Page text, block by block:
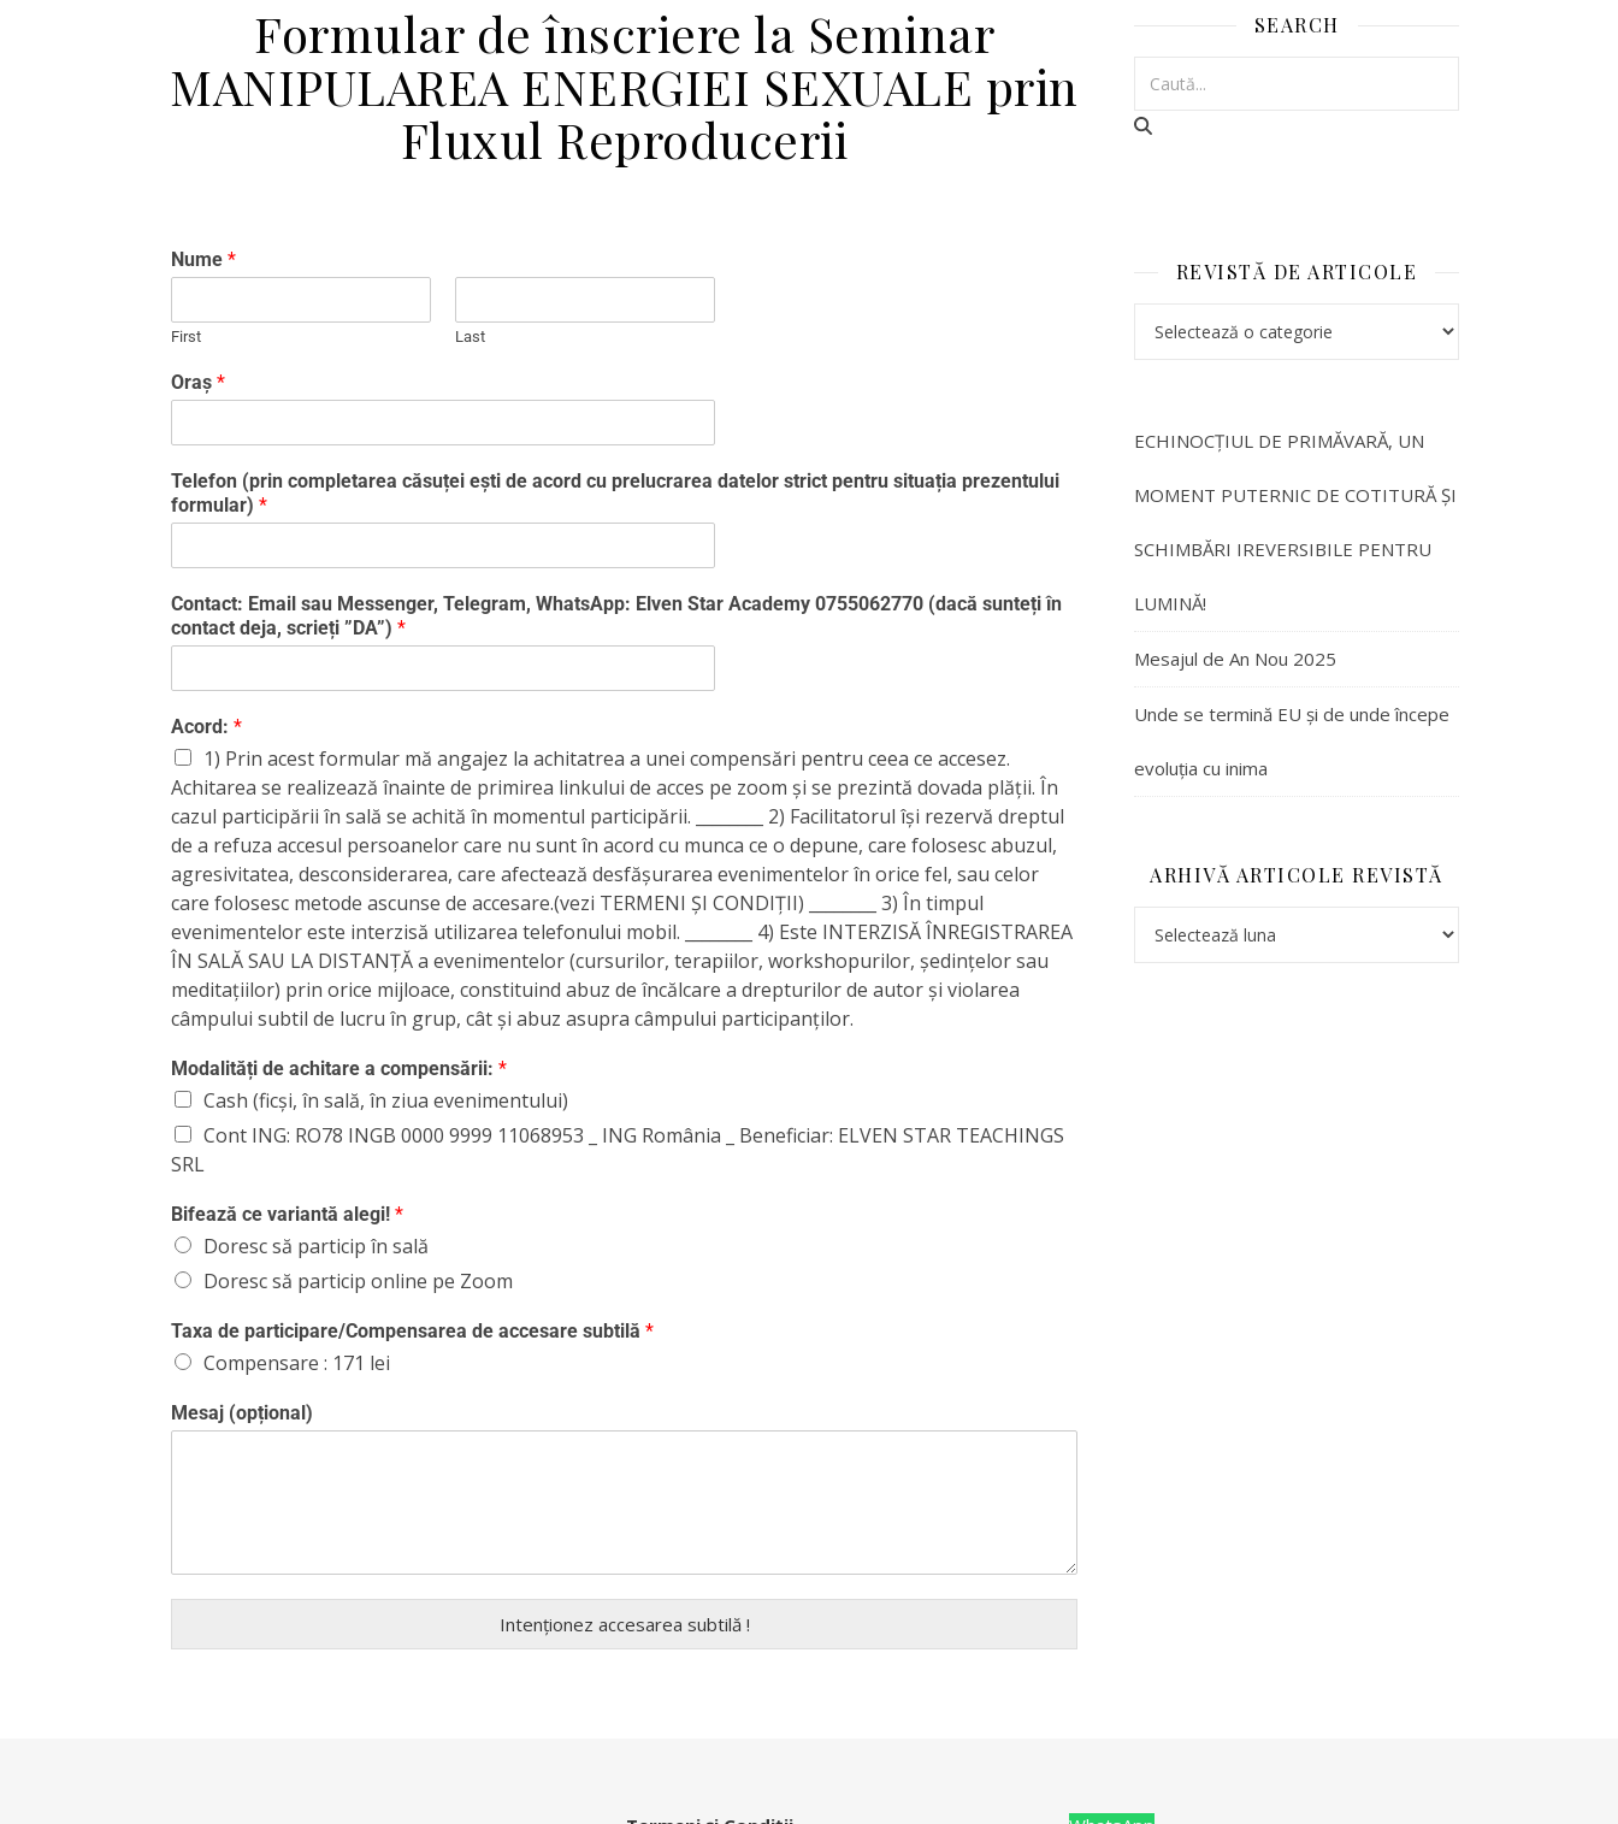
Formular de înscriere la Seminar
MANIPULAREA ENERGIEI SEXUALE prin
Fluxul Reproducerii
Nume *
First Last
Oraș *
Telefon (prin completarea căsuței ești de acord cu prelucrarea datelor strict pentru situația prezentului
formular) *
Contact: Email sau Messenger, Telegram, WhatsApp: Elven Star Academy 0755062770 (dacă sunteți în
contact deja, scrieți ”DA”) *
Acord: *
1) Prin acest formular mă angajez la achitatrea a unei compensări pentru ceea ce accesez.
Achitarea se realizează înainte de primirea linkului de acces pe zoom și se prezintă dovada plății. În
cazul participării în sală se achită în momentul participării. ________ 2) Facilitatorul își rezervă dreptul
de a refuza accesul persoanelor care nu sunt în acord cu munca ce o depune, care folosesc abuzul,
agresivitatea, desconsiderarea, care afectează desfășurarea evenimentelor în orice fel, sau celor
care folosesc metode ascunse de accesare.(vezi TERMENI ȘI CONDIȚII) ________ 3) În timpul
evenimentelor este interzisă utilizarea telefonului mobil. ________ 4) Este INTERZISĂ ÎNREGISTRAREA
ÎN SALĂ SAU LA DISTANȚĂ a evenimentelor (cursurilor, terapiilor, workshopurilor, ședințelor sau
meditațiilor) prin orice mijloace, constituind abuz de încălcare a drepturilor de autor și violarea
câmpului subtil de lucru în grup, cât și abuz asupra câmpului participanților.
Modalități de achitare a compensării: *
Cash (ficși, în sală, în ziua evenimentului)
Cont ING: RO78 INGB 0000 9999 11068953 _ ING România _ Beneficiar: ELVEN STAR TEACHINGS
SRL
Bifează ce variantă alegi! *
Doresc să particip în sală
Doresc să particip online pe Zoom
Taxa de participare/Compensarea de accesare subtilă *
Compensare : 171 lei
Mesaj (opțional)
Intenționez accesarea subtilă !
SEARCH
REVISTĂ DE ARTICOLE
ECHINOCȚIUL DE PRIMĂVARĂ, UN
MOMENT PUTERNIC DE COTITURĂ ȘI
SCHIMBĂRI IREVERSIBILE PENTRU
LUMINĂ!
Mesajul de An Nou 2025
Unde se termină EU și de unde începe
evoluția cu inima
ARHIVĂ ARTICOLE REVISTĂ